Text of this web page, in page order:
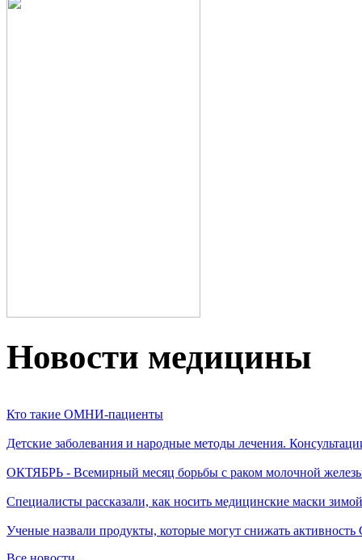
Новости медицины
Кто такие ОМНИ-пациенты
Детские заболевания и народные методы лечения.
ОКТЯБРЬ - Всемирный месяц борьбы с раком молочной
Специалисты рассказали, как носить медицинские маски зимой
Ученые назвали продукты, которые могут снижать